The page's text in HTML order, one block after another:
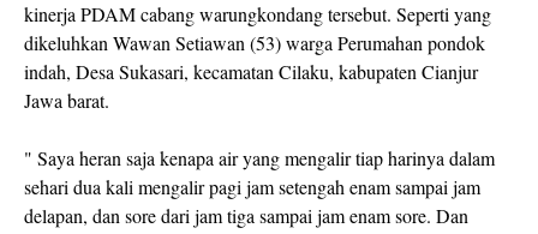
kinerja PDAM cabang warungkondang tersebut. Seperti yang
dikeluhkan Wawan Setiawan (53) warga Perumahan pondok
indah, Desa Sukasari, kecamatan Cilaku, kabupaten Cianjur
Jawa barat.
" Saya heran saja kenapa air yang mengalir tiap harinya dalam
sehari dua kali mengalir pagi jam setengah enam sampai jam
delapan, dan sore dari jam tiga sampai jam enam sore. Dan